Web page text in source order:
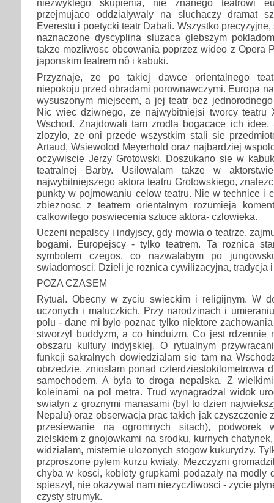
niezwyklego skupienia, nie znanego teatrowi
przejmujaco oddzialywaly na sluchaczy dramat
Everestu i poetycki teatr Dabali. Wszystko
naznaczone dyscyplina sluzaca glebszym
takze mozliwosc obcowania poprzez wideo z Opera
japonskim teatrem nô i kabuki.
Przyznaje, ze po takiej dawce orientalnego
niepokoju przed obradami porownawczymi. Europa
wysuszonym miejscem, a jej teatr bez
Nic wiec dziwnego, ze najwybitniejsi tworcy teatru
Wschod. Znajdowali tam zrodla bogacace ich idee.
zlozylo, ze oni przede wszystkim stali sie
Artaud, Wsiewolod Meyerhold oraz najbardziej
oczywiscie Jerzy Grotowski. Doszukano sie w
teatralnej Barby. Usilowalam takze w
najwybitniejszego aktora teatru Grotowskiego,
punkty w pojmowaniu celow teatru. Nie w technice i
zbieznosc z teatrem orientalnym rozumieja
calkowitego poswiecenia sztuce aktora- czlowieka.
Uczeni nepalscy i indyjscy, gdy mowia o teatrze,
bogami. Europejscy - tylko teatrem. Ta roznica
symbolem czegos, co nazwalabym po
swiadomosci. Dzieli je roznica cywilizacyjna, tradycja
POZA CZASEM
Rytual. Obecny w zyciu swieckim i religijnym. W
uczonych i maluczkich. Przy narodzinach i
polu - dane mi bylo poznac tylko niektore
stworzyl buddyzm, a co hinduizm. Co jest rdzennie
obszaru kultury indyjskiej. O rytualnym
funkcji sakralnych dowiedzialam sie tam na
obrzedzie, znioslam ponad czterdziestokilometrowa
samochodem. A byla to droga nepalska. Z
koleinami na pol metra. Trud wynagradzal widok
swiatyn z groznymi manasami (byl to dzien
Nepalu) oraz obserwacja prac takich jak czyszczenie
przesiewanie na ogromnych sitach), podworek
zielskiem z gnojowkami na srodku, kurnych
widzialam, misternie ulozonych stogow kukurydzy.
przproszone pylem kurzu kwiaty. Mezczyzni
chyba w kosci, kobiety grupkami podazaly na modly
spieszyl, nie okazywal nam niezyczliwosci - zycie
czysty strumyk.